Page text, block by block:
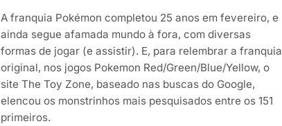
A franquia Pokémon completou 25 anos em fevereiro, e
ainda segue afamada mundo à fora, com diversas
formas de jogar (e assistir). E, para relembrar a franquia
original, nos jogos Pokemon Red/Green/Blue/Yellow, o
site The Toy Zone, baseado nas buscas do Google,
elencou os monstrinhos mais pesquisados entre os 151
primeiros.